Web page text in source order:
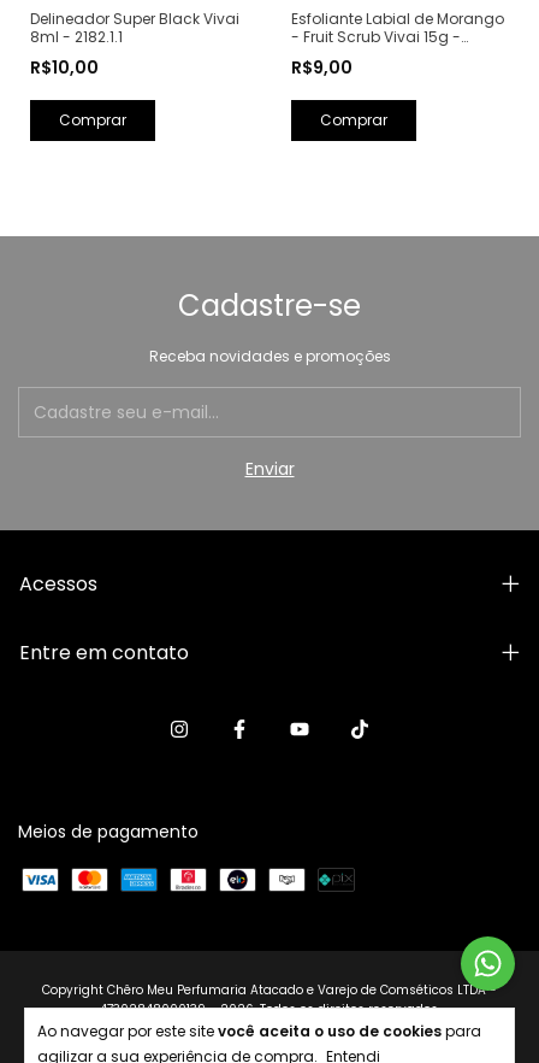
Ao navegar por este sitevocê aceita o uso de cookiespara
agilizar a sua experiência de compra. Entendi
Delineador Super Black Vivai
8ml - 2182.1.1
R$10,00
Esfoliante Labial de Morango
- Fruit Scrub Vivai 15g -
R$9,00
Cadastre-se
Receba novidades e promoções
Acessos
Entre em contato
Meios de pagamento
Copyright Chêro Meu Perfumaria Atacado e Varejo de Comséticos LTDA -
47302848000139 - 2026. Todos os direitos reservados.